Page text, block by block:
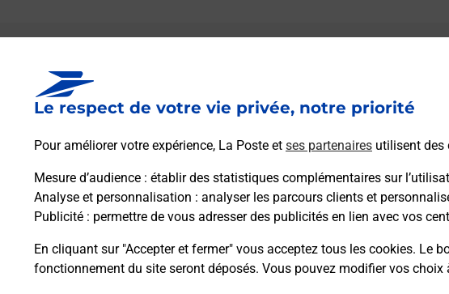
Le respect de votre vie privée, notre priorité
Pour améliorer votre expérience, La Poste et ses partenaires utilisent des
Mesure d’audience : établir des statistiques complémentaires sur
Analyse et personnalisation : analyser les parcours clients et
Publicité : permettre de vous adresser des publicités en lien avec vos
En cliquant sur "Accepter et fermer" vous acceptez tous les cookies. Le
fonctionnement du site seront déposés. Vous pouvez modifier vos
Boîte aux lettres La Poste
Collecte du courrier aujourd'hui à 09h30
Place De La Vignasse
Itinéraire